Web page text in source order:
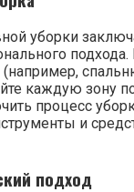
уборки
(например,
каждую зону
процесс
и
подход